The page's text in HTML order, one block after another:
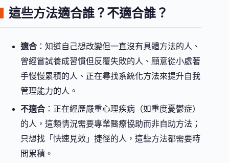
這些方法適合誰？不適合誰？
適合 ：知道自己想改變但一直沒有具體方法的人、
曾經嘗試養成習慣但反覆失敗的人、願意從小處著
手慢慢累積的人、正在尋找系統化方法來提升自我
管理能力的人。
不適合 ：正在經歷嚴重心理疾病（如重度憂鬱症）
的人，這類情況需要專業醫療協助而非自助方法；
只想找「快速見效」捷徑的人，這些方法都需要時
間累積。